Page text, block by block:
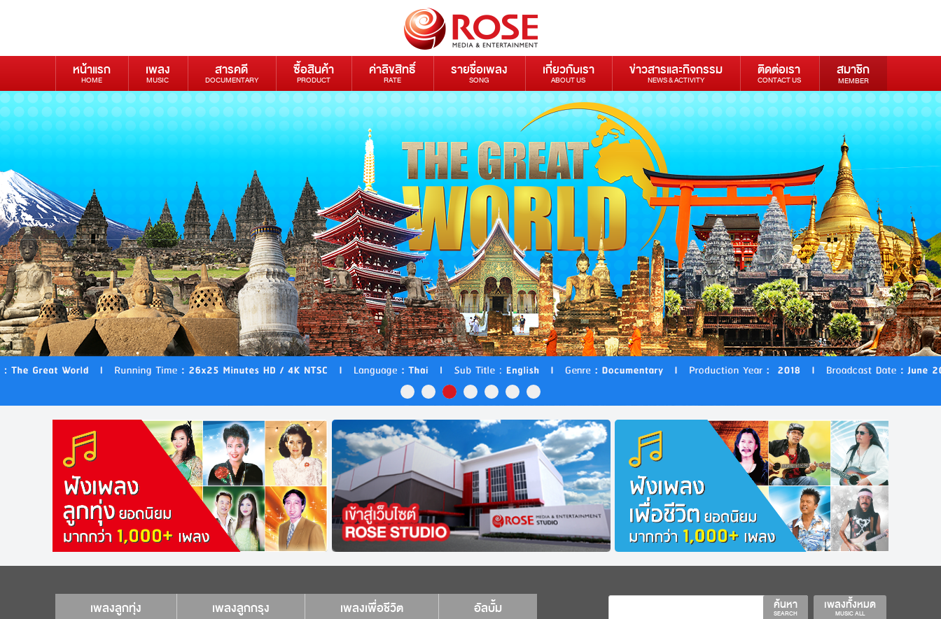
หน้าแรก
HOME
เพลง
MUSIC
สารคดี
DOCUMENTARY
ซื้อสินค้า
PRODUCT
ค่าลิขสิทธิ์
RATE
รายชื่อเพลง
SONG
เกี่ยวกับเรา
ABOUT US
ข่าวสารและกิจกรรม
NEWS & ACTIVITY
ติดต่อเรา
CONTACT US
สมาชิก
MEMBER
เพลงลูกทุ่ง เพลงลูกกรุง เพลงเพื่อชีวิต อัลบั้ม เพลงทั้งหมด
MUSIC ALL
ค้นหา
SEARCH